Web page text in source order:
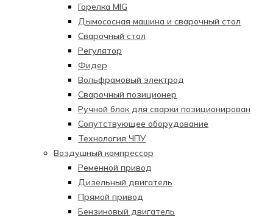
Горелка MIG
Дымососная машина и сварочный стол
Сварочный стол
Регулятор
Фидер
Вольфрамовый электрод
Сварочный позиционер
Ручной блок для сварки позиционирован
Сопутствующее оборудование
Технология ЧПУ
Воздушный компрессор
Ременной привод
Дизельный двигатель
Прямой привод
Бензиновый двигатель